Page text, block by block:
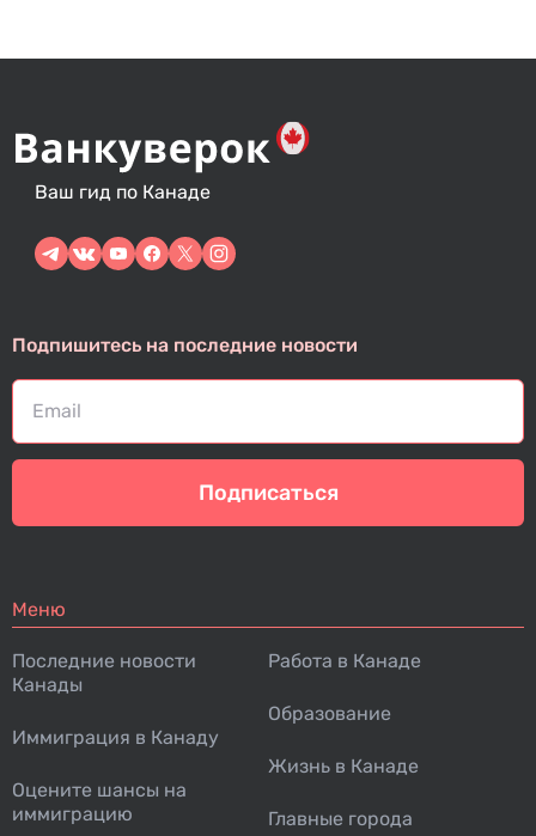
Ваш гид по Канаде
Подпишитесь на последние новости
Подписаться
Меню
Последние новости
Канады
Иммиграция в Канаду
Оцените шансы на
иммиграцию
Работа в Канаде
Образование
Жизнь в Канаде
Главные города